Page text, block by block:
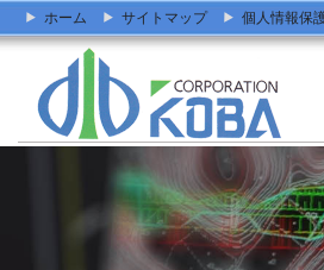
ホーム サイトマップ 個人情報保